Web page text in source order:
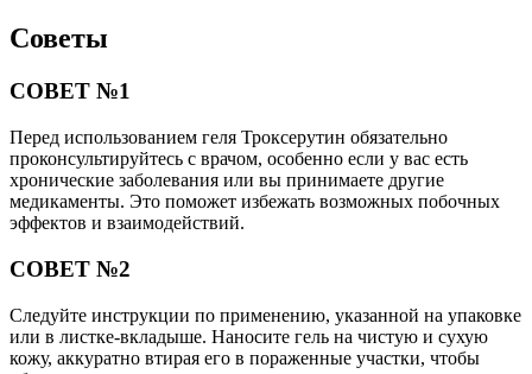
Советы
СОВЕТ №1
Перед использованием геля Троксерутин обязательно
проконсультируйтесь с врачом, особенно если у вас есть
хронические заболевания или вы принимаете другие
медикаменты. Это поможет избежать возможных побочных
эффектов и взаимодействий.
СОВЕТ №2
Следуйте инструкции по применению, указанной на упаковке
или в листке-вкладыше. Наносите гель на чистую и сухую
кожу, аккуратно втирая его в пораженные участки, чтобы